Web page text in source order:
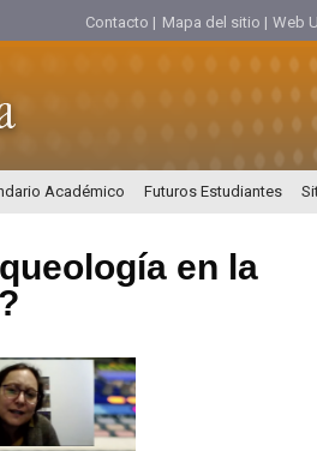
Contacto | Mapa del sitio | Web
Académico Futuros Estudiantes
en la